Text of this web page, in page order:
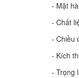
- Mặt
- Chất
- Chiều
- Kích
- Trọng